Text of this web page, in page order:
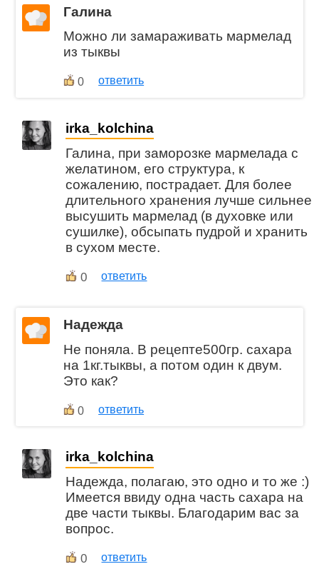
Галина
Можно ли замараживать мармелад
из тыквы
0 ответить
irka_kolchina
Галина, при заморозке мармелада с
желатином, его структура, к
сожалению, пострадает. Для более
длительного хранения лучше сильнее
высушить мармелад (в духовке или
сушилке), обсыпать пудрой и хранить
в сухом месте.
0 ответить
Надежда
Не поняла. В рецепте500гр. сахара
на 1кг.тыквы, а потом один к двум.
Это как?
0 ответить
irka_kolchina
Надежда, полагаю, это одно и то же :)
Имеется ввиду одна часть сахара на
две части тыквы. Благодарим вас за
вопрос.
0 ответить